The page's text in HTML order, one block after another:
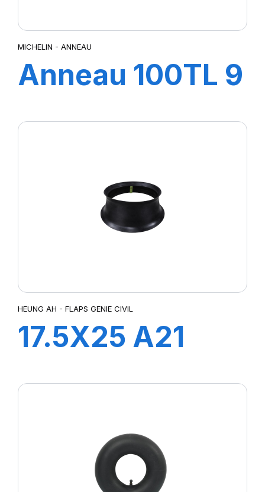
MICHELIN - ANNEAU
Anneau 100TL 9
HEUNG AH - FLAPS GENIE CIVIL
17.5X25 A21